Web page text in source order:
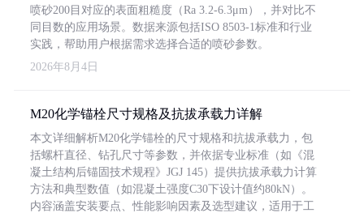
喷砂200目对应的表面粗糙度（Ra 3.2-6.3μm），并对比不
同目数的应用场景。数据来源包括ISO 8503-1标准和行业
实践，帮助用户根据需求选择合适的喷砂参数。
2026年8月4日
M20化学锚栓尺寸规格及抗拔承载力详解
本文详细解析M20化学锚栓的尺寸规格和抗拔承载力，包
括螺杆直径、钻孔尺寸等参数，并依据专业标准（如《混
凝土结构后锚固技术规程》JGJ 145）提供抗拔承载力计算
方法和典型数值（如混凝土强度C30下设计值约80kN）。
内容涵盖安装要点、性能影响因素及选型建议，适用于工